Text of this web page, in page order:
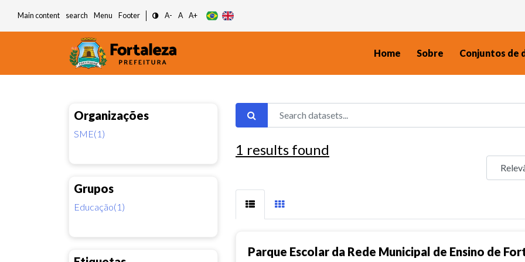
Main content search Menu Footer A- A A+
Home Sobre Conjuntos de
Organizações
SME(1)
Grupos
Educação(1)
1 results found
Parque Escolar da Rede Municipal de Ensino de